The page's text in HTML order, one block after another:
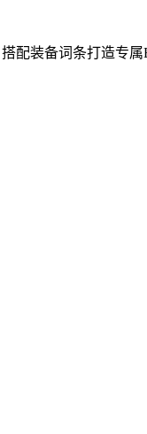
配装备词条打造专